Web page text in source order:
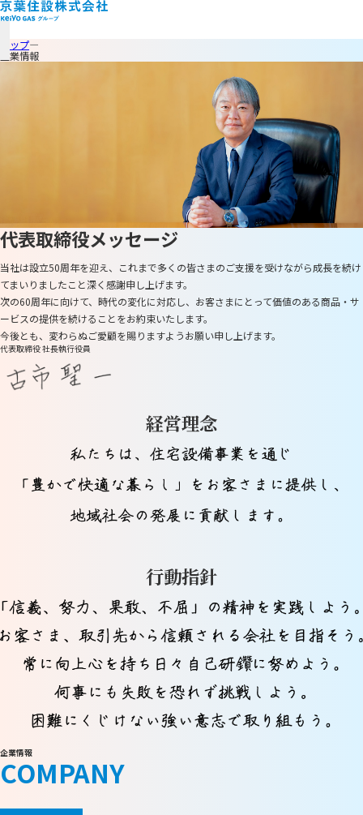
トップ
企業情報
代表取締役メッセージ
当社は設立50周年を迎え、 これまで多くの皆さまのご支援を受けながら成長を続け
てまいりましたこと深く感謝申し上げます。
次の60周年に向けて、時代の変化に対応し、 お客さまにとって価値のある商品・サ
ービスの提供を続けることをお約束いたします。
今後とも、変わらぬご愛顧を賜りますようお願い申し上げます。
代表取締役 社長執行役員
経営理念
行動指針
企業情報
COMPANY